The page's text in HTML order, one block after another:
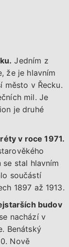
Jedním z
že je hlavním
město v Řecku.
mil. Je
je druhé
v roce 1971.
stal hlavním
součástí
1897 až 1913.
budov
nachází v
Benátský
Nově